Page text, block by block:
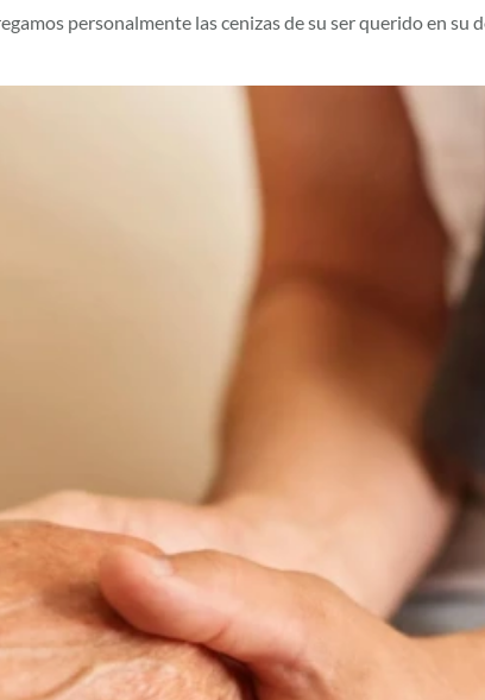
personalmente las cenizas de su ser querido en